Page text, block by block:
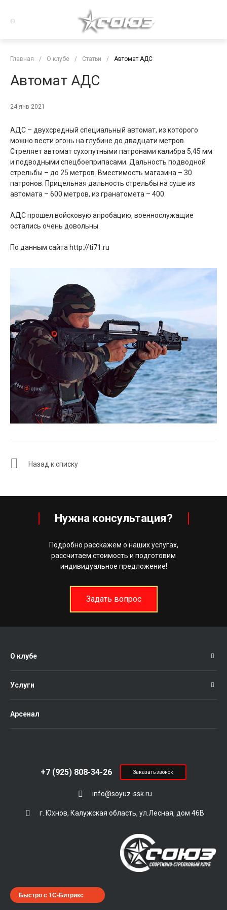
Главная / О клубе / Статьи / Автомат АДС
Автомат АДС
24 янв 2021
АДС – двухсредный специальный автомат, из которого
можно вести огонь на глубине до двадцати метров.
Стреляет автомат сухопутными патронами калибра 5,45 мм
и подводными спецбоеприпасами. Дальность подводной
стрельбы – до 25 метров. Вместимость магазина – 30
патронов. Прицельная дальность стрельбы на суше из
автомата – 600 метров, из гранатомета – 400.
АДС прошел войсковую апробацию, военнослужащие
остались очень довольны.
По данным сайта http://ti71.ru
Назад к списку
Нужна консультация?
Подробно расскажем о наших услугах,
рассчитаем стоимость и подготовим
индивидуальное предложение!
Задать вопрос
О клубе
Услуги
Арсенал
info@soyuz-ssk.ru
+7 (925) 808-34-26
г. Юхнов, Калужская область, ул.Лесная, дом 46В
Заказать звонок
Быстро с 1С-Битрикс